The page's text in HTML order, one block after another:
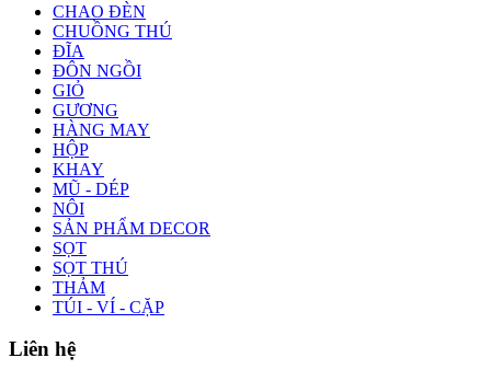
CHAO ĐÈN
CHUỒNG THÚ
ĐĨA
ĐÔN NGỒI
GIỎ
GƯƠNG
HÀNG MAY
HỘP
KHAY
MŨ - DÉP
NÔI
SẢN PHẨM DECOR
SỌT
SỌT THÚ
THẢM
TÚI - VÍ - CẶP
Liên hệ